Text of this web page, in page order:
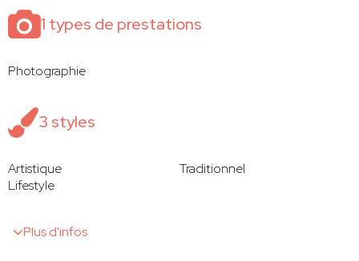
1 types de prestations
Photographie
3 styles
Artistique
Traditionnel
Lifestyle
Plus d'infos